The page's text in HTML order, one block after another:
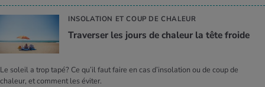
INSOLATION ET COUP DE CHALEUR
Tra­ver­ser les jours de cha­leur la tête froide
Le soleil a trop tapé? Ce qu’il faut faire en cas d’insolation ou de coup de
chaleur, et comment les éviter.